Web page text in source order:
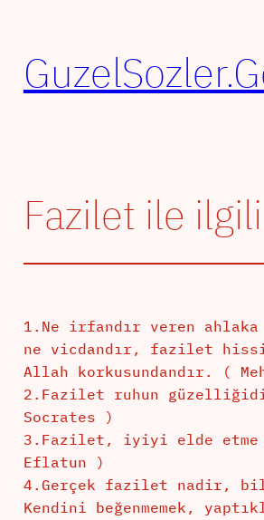
Fazilet ile
1.Ne irfandır veren
ne vicdandır, fazilet
Allah korkusundandır. (
2.Fazilet ruhun
Socrates )
3.Fazilet, iyiyi elde etme
Eflatun )
4.Gerçek fazilet nadir,
Kendini beğenmemek,